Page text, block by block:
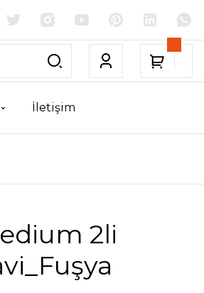
İletişim
2li